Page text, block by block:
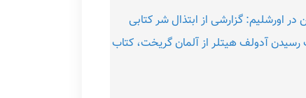
اورشلیم: گزارشی از ابتذال شر کتابی
در دوره به قدرت رسیدن آدولف هیتلر از آلمان گریخت، کتاب